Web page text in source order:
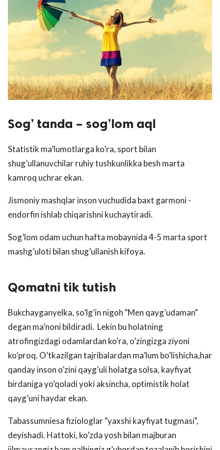
Sog’ tanda – sog’lom aql
Statistik ma’lumotlarga ko’ra, sport bilan
shug’ullanuvchilar ruhiy tushkunlikka besh marta
kamroq uchrar ekan.
Jismoniy mashqlar inson vuchudida baxt garmoni -
endorfin ishlab chiqarishni kuchaytiradi.
Sog’lom odam uchun hafta mobaynida 4-5 marta sport
mashg’uloti bilan shug’ullanish kifoya.
Qomatni tik tutish
Bukchayganyelka, so’lg’in nigoh "Men qayg’udaman"
degan ma’noni bildiradi. Lekin bu holatning
atrofingizdagi odamlardan ko’ra, o’zingizga ziyoni
ko’proq. O’tkazilgan tajribalardan ma’lum bo’lishicha,har
qanday inson o’zini qayg’uli holatga solsa, kayfiyat
birdaniga yo’qoladi yoki aksincha, optimistik holat
qayg’uni haydar ekan.
Tabassumniesa fiziologlar "yaxshi kayfiyat tugmasi",
deyishadi. Hattoki, ko’zda yosh bilan majburan